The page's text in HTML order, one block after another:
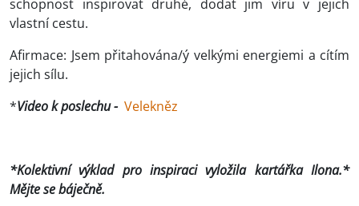
schopnost inspirovat druhé, dodat jim víru v jejich
vlastní cestu.
Afirmace: Jsem přitahována/ý velkými energiemi a cítím
jejich sílu.
*Video k poslechu - Velekněz
*Kolektivní výklad pro inspiraci vyložila kartářka Ilona.*
Mějte se báječně.